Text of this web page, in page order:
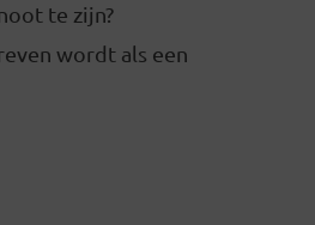
te zijn?
wordt als een